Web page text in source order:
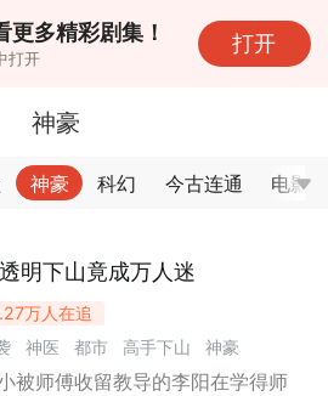
多精彩剧集！
打开
打开
神豪
神豪 科幻 今古连通 电影
明下山竟成万人迷
万人在追
神医 都市 高手下山
神豪
裁
强者回归
被师傅收留教导的李阳在学得师